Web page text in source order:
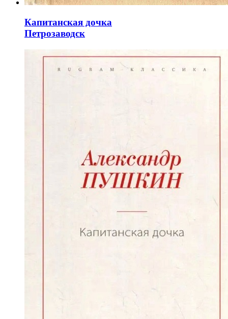
Капитанская дочка
Петрозаводск